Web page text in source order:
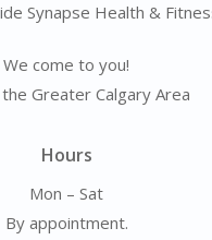
Synapse Health &
We come to you!
Greater Calgary Area
Hours
Mon – Sat
By appointment.